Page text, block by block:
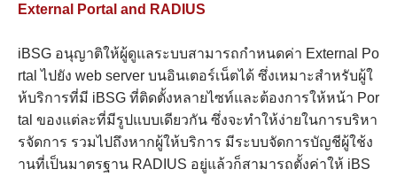
External Portal and RADIUS
iBSG อนุญาติให้ผู้ดูแลระบบสามารถกำหนดค่า External Po
rtal ไปยัง web server บนอินเตอร์เน็ตได้ ซึ่งเหมาะสำหรับผู้ใ
ห้บริการที่มี iBSG ที่ติดตั้งหลายไซท์และต้องการให้หน้า Por
tal ของแต่ละที่มีรูปแบบเดียวกัน ซึ่งจะทำให้ง่ายในการบริหา
รจัดการ รวมไปถึงหากผู้ให้บริการ มีระบบจัดการบัญชีผู้ใช้ง
านที่เป็นมาตรฐาน RADIUS อยู่แล้วก็สามารถตั้งค่าให้ iBS